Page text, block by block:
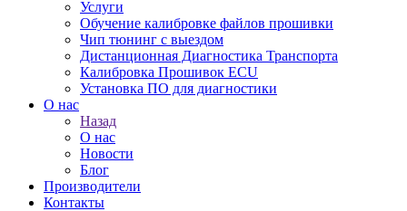
Услуги
Обучение калибровке файлов прошивки
Чип тюнинг с выездом
Дистанционная Диагностика Транспорта
Калибровка Прошивок ECU
Установка ПО для диагностики
О нас
Назад
О нас
Новости
Блог
Производители
Контакты